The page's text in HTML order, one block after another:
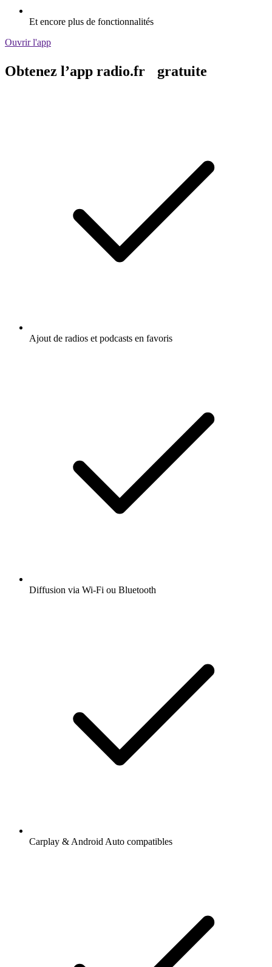
Et encore plus de fonctionnalités
Ouvrir l'app
Obtenez l’app radio.fr gratuite
Ajout de radios et podcasts en favoris
Diffusion via Wi-Fi ou Bluetooth
Carplay & Android Auto compatibles